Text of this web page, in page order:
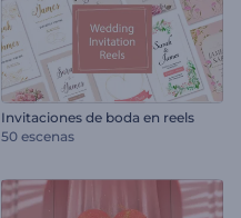
Invitaciones de boda en reels
50 escenas